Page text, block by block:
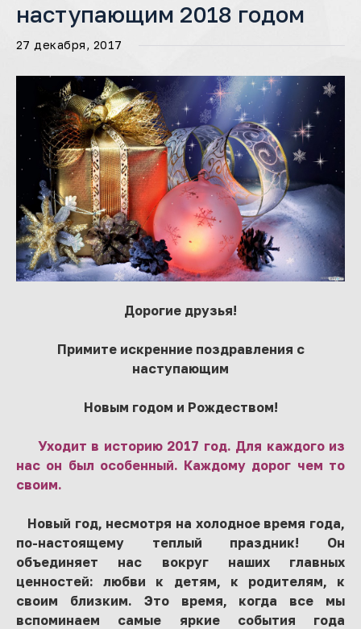
наступающим 2018 годом
27 декабря, 2017
Дорогие друзья!
Примите искренние поздравления с
наступающим
Новым годом и Рождеством!
Уходит в историю 2017 год. Для каждого из
нас он был особенный. Каждому дорог чем то
своим.
Новый год, несмотря на холодное время года,
по-настоящему теплый праздник! Он
объединяет нас вокруг наших главных
ценностей: любви к детям, к родителям, к
своим близким. Это время, когда все мы
вспоминаем самые яркие события года